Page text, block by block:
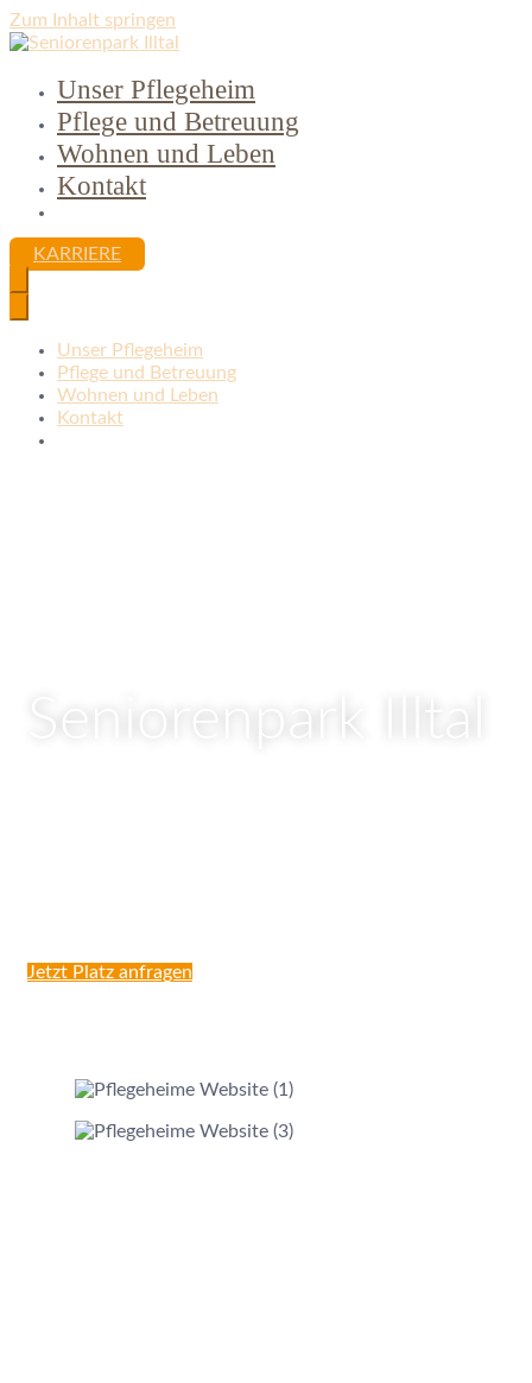
Zum Inhalt springen
Seniorenpark Illtal
in Marpingen
Unser Pflegeheim
Pflege und Betreuung
Wohnen und Leben
Kontakt
KARRIERE
Unser Pflegeheim
Pflege und Betreuung
Wohnen und Leben
Kontakt
Seniorenpark Illtal
Jetzt Platz anfragen